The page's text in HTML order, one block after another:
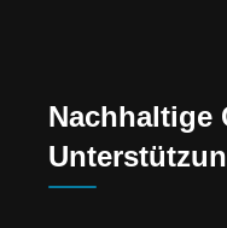
Nachhaltige